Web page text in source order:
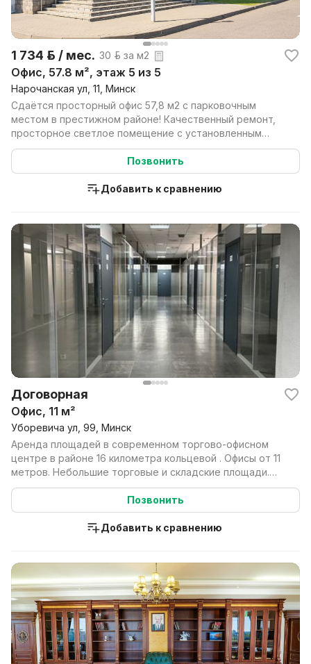
1 734 р. / мес. 30 р. за м2
Офис, 57.8 м², этаж 5 из 5
Нарочанская ул, 11, Минск
Сдаётся просторный офис 57,8 м2 с парковочным
местом в престижном районе! Качественный ремонт,
просторное светлое помещение с установленным
кондицион...
Позвонить
Добавить к сравнению
Договорная
Офис, 11 м²
Уборевича ул, 99, Минск
Аренда площадей в современном торгово-офисном
центре в районе 16 километра кольцевой . Офисы от 11
метров. Небольшие торговые и складские площади.
Хо...
Позвонить
Добавить к сравнению